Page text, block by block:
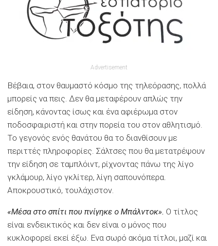
Advertisement
Βέβαια, στον θαυμαστό κόσμο της τηλεόρασης, πολλά
μπορείς να πεις. Δεν θα μεταφέρουν απλώς την
είδηση, κάνοντας ίσως και ένα αφιέρωμα στον
ποδοσφαιριστή και στην πορεία του στον αθλητισμό.
Το γεγονός ενός θανάτου θα το διανθίσουν με
περιττές πληροφορίες. Σάλτσες που θα μετατρέψουν
την είδηση σε ταμπλόιντ, ρίχνοντας πάνω της λίγο
γκλάμουρ, λίγο γκλίτερ, λίγη σαπουνόπερα.
Αποκρουστικό, τουλάχιστον.
«Μέσα στο σπίτι που πνίγηκε ο Μπάλντοκ». Ο τίτλος
είναι ενδεικτικός και δεν είναι ο μόνος που
κυκλοφορεί εκεί έξω. Ενα σωρό ακόμα τίτλοι, μαζί και